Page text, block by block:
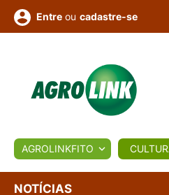
BIOLÓGICOS
Entre ou cadastre-se
AGROLINKFITO
NOTÍCIAS